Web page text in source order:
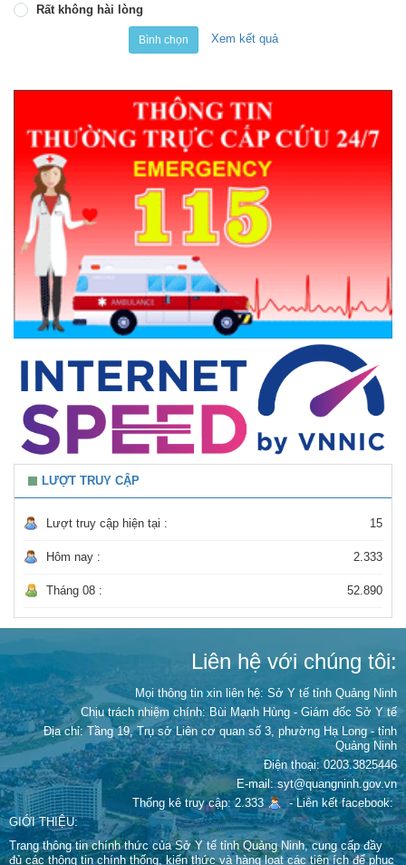
Rất không hài lòng
Bình chọn Xem kết quả
LƯỢT TRUY CẬP
Lượt truy cập hiện tại : 15
Hôm nay : 2.333
Tháng 08 : 52.890
Liên hệ với chúng tôi:
Mọi thông tin xin liên hệ: Sở Y tế tỉnh Quảng Ninh
Chịu trách nhiệm chính: Bùi Mạnh Hùng - Giám đốc Sở Y tế
Địa chỉ: Tầng 19, Trụ sở Liên cơ quan số 3, phường Hạ Long - tỉnh
Quảng Ninh
Điện thoại: 0203.3825446
E-mail: syt@quangninh.gov.vn
Thống kê truy cập: 2.333
-Liên kết facebook:
GIỚI THIỆU:
Trang thông tin chính thức của Sở Y tế tỉnh Quảng Ninh, cung cấp đầy
đủ các thông tin chính thống, kiến thức và hàng loạt các tiện ích để phục